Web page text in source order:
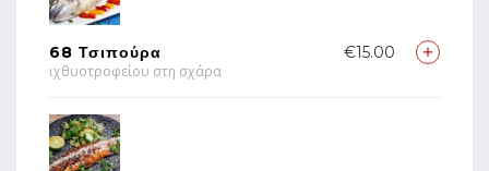
68 Τσιπούρα
ιχθυοτροφείου στη σχάρα
€15.00